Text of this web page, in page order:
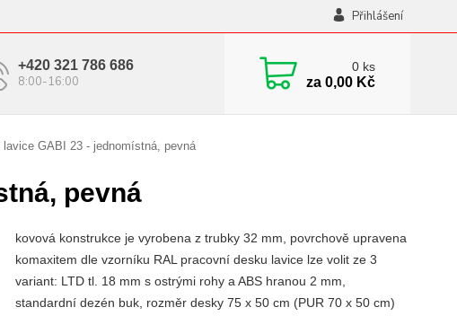
Přihlášení
+420 321 786 686
8:00-16:00
0 ks
za 0,00 Kč
GABI 23 - jednomístná, pevná
pevná
kovová konstrukce je vyrobena z trubky 32 mm, povrchově upravena
komaxitem dle vzorníku RAL pracovní desku lavice lze volit ze 3
variant: LTD tl. 18 mm s ostrými rohy a ABS hranou 2 mm,
standardní dezén buk, rozměr desky 75 x 50 cm (PUR 70 x 50 cm)